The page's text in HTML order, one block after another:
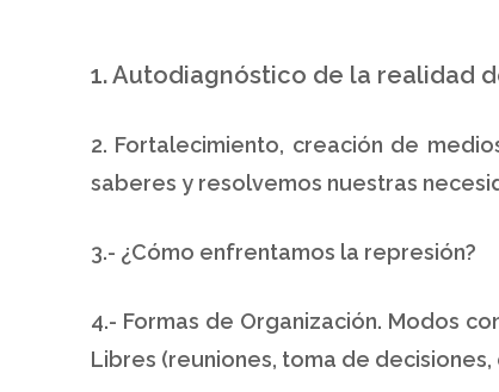
1. Autodiagnóstico de la realidad
2. Fortalecimiento, creación de
saberes y resolvemos nuestras
3.- ¿Cómo enfrentamos la represión?
4.- Formas de Organización. Modos
Libres (reuniones, toma de decisiones,